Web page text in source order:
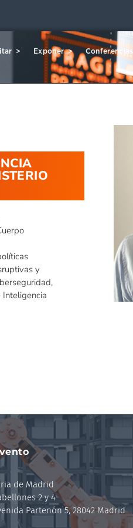
> Exponer > Conferencias
y
de Madrid
2 y 4
Partenón 5, 28042 Madrid